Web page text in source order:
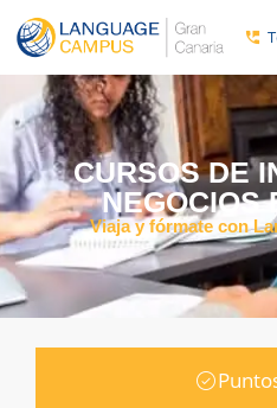
CURSOS DE
NEGOCIOS
Viaja y fórmate con